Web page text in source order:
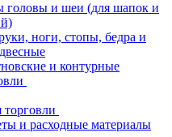
головы и шеи (для шапок и
ноги, стопы, бедра и
и контурные
торговли
и расходные материалы